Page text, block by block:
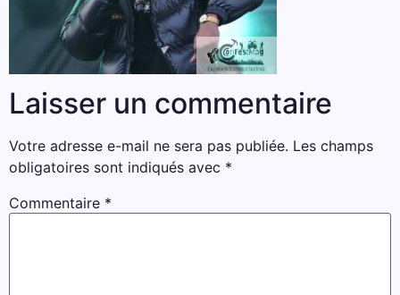
Laisser un commentaire
Votre adresse e-mail ne sera pas publiée. Les champs
obligatoires sont indiqués avec *
Commentaire *